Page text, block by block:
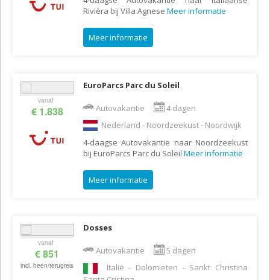
Rivièra bij Villa Agnese Meer informatie
Meer informatie
vanaf
€ 1.838
EuroParcs Parc du Soleil
Autovakantie
4 dagen
Nederland - Noordzeekust - Noordwijk
4-daagse Autovakantie naar Noordzeekust
bij EuroParcs Parc du Soleil Meer informatie
Meer informatie
vanaf
€ 851
incl. heen/terugreis
Dosses
Autovakantie
5 dagen
Italië - Dolomieten - Sankt Christina